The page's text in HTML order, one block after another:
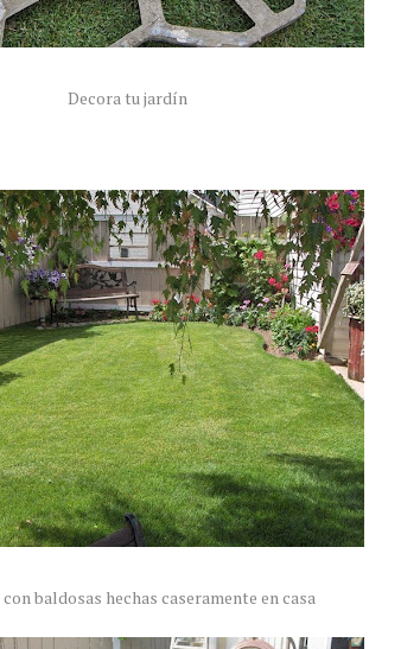
Decora tu jardín
con baldosas hechas caseramente en casa